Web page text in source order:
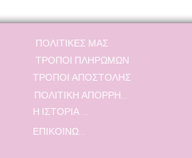
ΠΟΛΙΤΙΚΕΣ ΜΑΣ
ΤΡΟΠΟΙ ΠΛΗΡΩΜΩΝ
ΤΡΟΠΟΙ ΑΠΟΣΤΟΛΗΣ